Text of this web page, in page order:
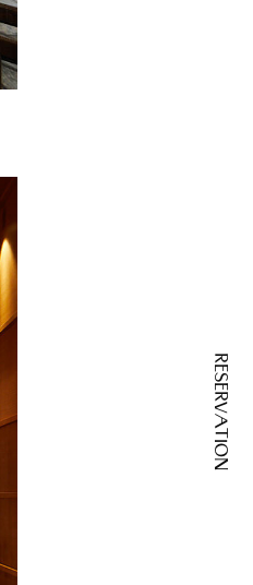
RESERVATION